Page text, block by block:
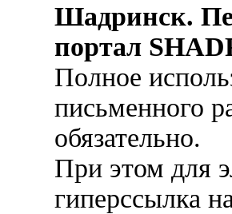
Шадринск.
портал
Полное
письменного
обязательно.
При этом для
гиперссылка